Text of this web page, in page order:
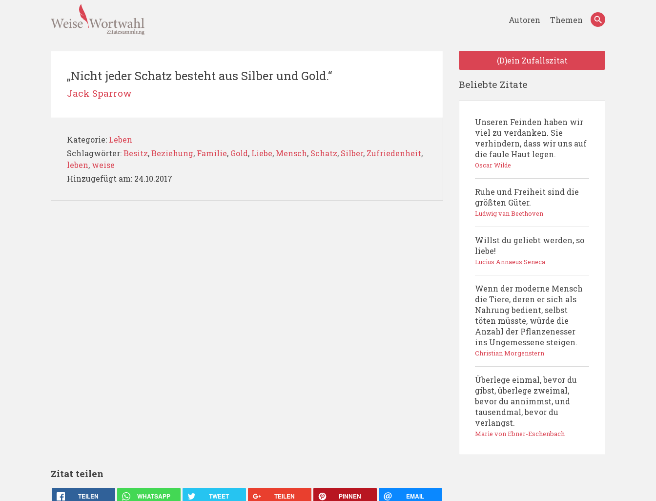
Autoren Themen
„Nicht jeder Schatz besteht aus Silber und Gold.“
Jack Sparrow
Kategorie: Leben
Schlagwörter:Besitz,Beziehung, Familie, Gold, Liebe, Mensch, Schatz, Silber, Zufriedenheit,
leben, weise
Hinzugefügt am: 24.10.2017
Zitat teilen
TEILEN WHATSAPP TWEET TEILEN PINNEN EMAIL
(D)ein Zufallszitat
Beliebte Zitate
Unseren Feinden haben wir
viel zu verdanken. Sie
verhindern, dass wir uns auf
die faule Haut legen.
Oscar Wilde
Ruhe und Freiheit sind die
größten Güter.
Ludwig van Beethoven
Willst du geliebt werden, so
liebe!
Lucius Annaeus Seneca
Wenn der moderne Mensch
die Tiere, deren er sich als
Nahrung bedient, selbst
töten müsste, würde die
Anzahl der Pflanzenesser
ins Ungemessene steigen.
Christian Morgenstern
Überlege einmal, bevor du
gibst, überlege zweimal,
bevor du annimmst, und
tausendmal, bevor du
verlangst.
Marie von Ebner-Eschenbach